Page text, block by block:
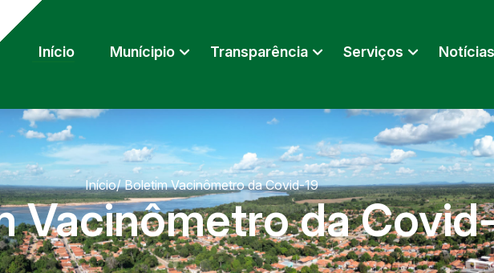
Início Munícipio Transparência Serviços Notícias
Início/ Boletim Vacinômetro da Covid-19
Vacinômetro da